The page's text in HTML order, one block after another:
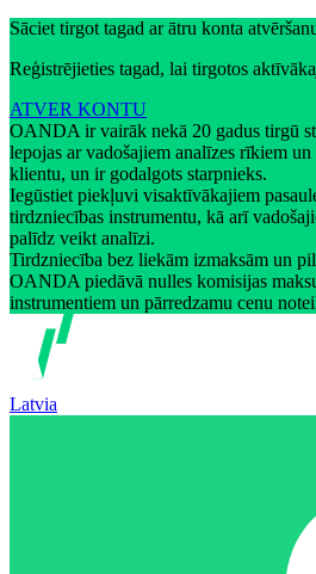
Sāciet tirgot tagad ar ātru konta
Reģistrējieties tagad, lai tirgotos
ATVER KONTU
OANDA ir vairāk nekā 20 gadus tirgū
lepojas ar vadošajiem analīzes rīkiem
klientu, un ir godalgots starpnieks.
Iegūstiet piekļuvi visaktīvākajiem
tirdzniecības instrumentu, kā arī
palīdz veikt analīzi.
Tirdzniecība bez liekām izmaksām un
OANDA piedāvā nulles komisijas
instrumentiem un pārredzamu cenu
Latvia